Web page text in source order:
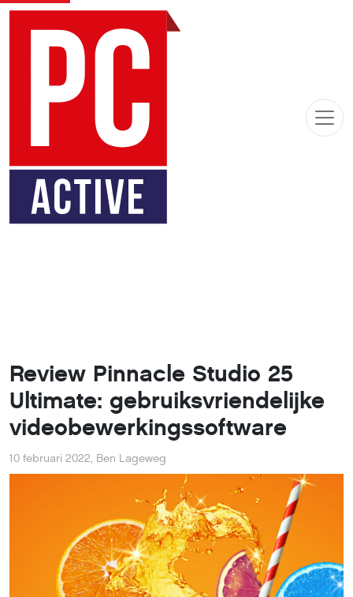
Review Pinnacle Studio 25
Ultimate: gebruiksvriendelijke
videobewerkingssoftware
10 februari 2022, Ben Lageweg